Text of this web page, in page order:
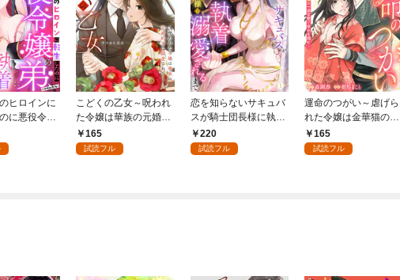
ヒロインに
に悪役令嬢
対象外）に
されるんで
こどくの乙女～呪われ
た令嬢は華族の元婚約
者に溺愛される～: 1
165
試読フル
恋を知らないサキュバ
スが騎士団長様に執着
溺愛されるまで: 1
220
試読フル
運命のつがい～虐げら
れた令嬢は金華猫の一
途な愛で幸せを掴む～:
1
165
試読フル